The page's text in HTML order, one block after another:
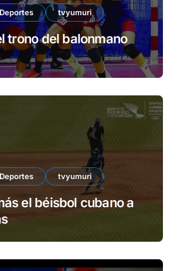
Deportes tvyumuri
Deportes tvyumuri
el béisbol cubano a